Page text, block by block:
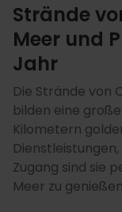
Strände
Meer und
Jahr
Die Strände von
bilden eine
Kilometern
Zugang sind sie
Meer zu